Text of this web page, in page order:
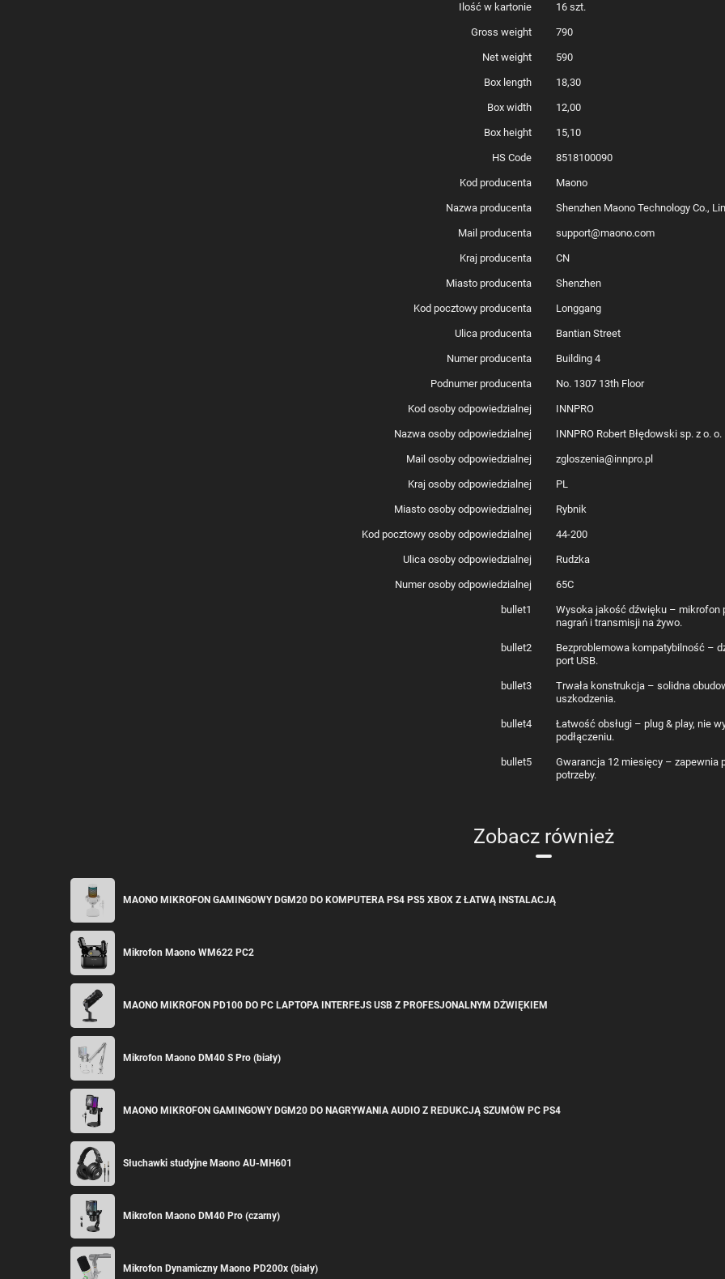
Ilość w kartonie 16 szt.
Gross weight 790
Net weight 590
Box length 18,30
Box width 12,00
Box height 15,10
HS Code 8518100090
Kod producenta Maono
Nazwa producenta Shenzhen Maono Technology Co.,
Mail producenta support@maono.com
Kraj producenta CN
Miasto producenta Shenzhen
Kod pocztowy producenta Longgang
Ulica producenta Bantian Street
Numer producenta Building 4
Podnumer producenta No. 1307 13th Floor
Kod osoby odpowiedzialnej INNPRO
Nazwa osoby odpowiedzialnej INNPRO Robert Błędowski sp. z o. o.
Mail osoby odpowiedzialnej zgloszenia@innpro.pl
Kraj osoby odpowiedzialnej PL
Miasto osoby odpowiedzialnej Rybnik
Kod pocztowy osoby odpowiedzialnej 44-200
Ulica osoby odpowiedzialnej Rudzka
Numer osoby odpowiedzialnej 65C
bullet1
Wysoka jakość dźwięku – mikrofon
nagrań i transmisji na żywo.
bullet2
Bezproblemowa kompatybilność –
port USB.
bullet3
Trwała konstrukcja – solidna
uszkodzenia.
bullet4
Łatwość obsługi – plug & play, nie
podłączeniu.
bullet5
Gwarancja 12 miesięcy – zapewnia
potrzeby.
Zobacz również
MAONO MIKROFON GAMINGOWY DGM20 DO KOMPUTERA PS4 PS5 XBOX Z ŁATWĄ INSTALACJĄ
Mikrofon Maono WM622 PC2
MAONO MIKROFON PD100 DO PC LAPTOPA INTERFEJS USB Z PROFESJONALNYM DŹWIĘKIEM
Mikrofon Maono DM40 S Pro (biały)
MAONO MIKROFON GAMINGOWY DGM20 DO NAGRYWANIA AUDIO Z REDUKCJĄ SZUMÓW PC PS4
Słuchawki studyjne Maono AU-MH601
Mikrofon Maono DM40 Pro (czarny)
Mikrofon Dynamiczny Maono PD200x (biały)